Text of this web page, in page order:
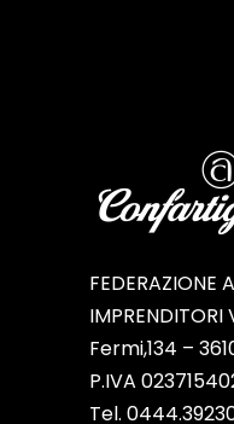
FEDERAZIONE
Fermi,134 –
P.IVA
Tel.